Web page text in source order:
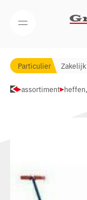
Open/Sluit mobiel
Particulier Zakelijk
assortiment